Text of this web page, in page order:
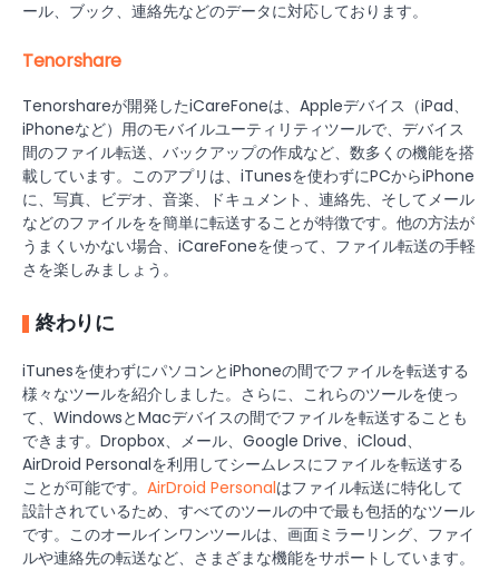
ール、ブック、連絡先などのデータに対応しております。
Tenorshare
Tenorshareが開発したiCareFoneは、Appleデバイス（iPad、
iPhoneなど）用のモバイルユーティリティツールで、デバイス
間のファイル転送、バックアップの作成など、数多くの機能を搭
載しています。このアプリは、iTunesを使わずにPCからiPhone
に、写真、ビデオ、音楽、ドキュメント、連絡先、そしてメール
などのファイルをを簡単に転送することが特徴です。他の方法が
うまくいかない場合、iCareFoneを使って、ファイル転送の手軽
さを楽しみましょう。
終わりに
iTunesを使わずにパソコンとiPhoneの間でファイルを転送する
様々なツールを紹介しました。さらに、これらのツールを使っ
て、WindowsとMacデバイスの間でファイルを転送することも
できます。Dropbox、メール、Google Drive、iCloud、
AirDroid Personalを利用してシームレスにファイルを転送する
ことが可能です。 AirDroid Personalはファイル転送に特化して
設計されているため、すべてのツールの中で最も包括的なツール
です。このオールインワンツールは、画面ミラーリング、ファイ
ルや連絡先の転送など、さまざまな機能をサポートしています。